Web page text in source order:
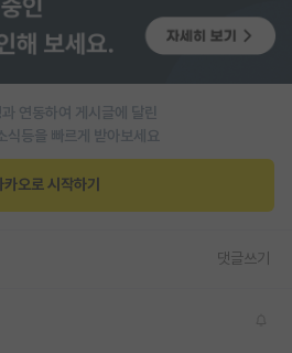
연동하여 게시글에 달린
식등을 빠르게 받아보세요
카오로 시작하기
댓글쓰기